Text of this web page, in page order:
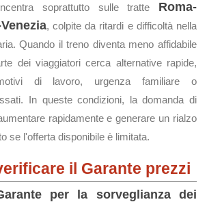
soprattutto sulle tratte Roma-
, colpite da ritardi e difficoltà nella
Quando il treno diventa meno affidabile
dei viaggiatori cerca alternative rapide,
di lavoro, urgenza familiare o
In queste condizioni, la domanda di
rapidamente e generare un rialzo
se l'offerta disponibile è limitata.
il Garante prezzi
per la sorveglianza dei